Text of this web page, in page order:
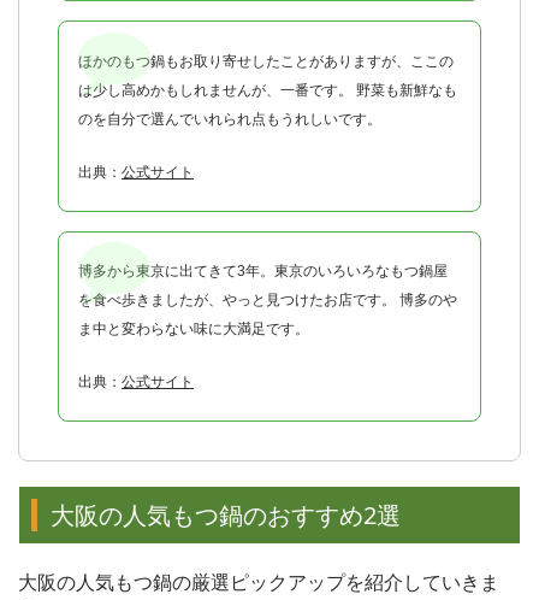
ほかのもつ鍋もお取り寄せしたことがありますが、ここの
は少し高めかもしれませんが、一番です。 野菜も新鮮なも
のを自分で選んでいれられ点もうれしいです。
出典： 公式サイト
博多から東京に出てきて3年。東京のいろいろなもつ鍋屋
を食べ歩きましたが、やっと見つけたお店です。 博多のや
ま中と変わらない味に大満足です。
出典： 公式サイト
大阪の人気もつ鍋のおすすめ2選
大阪の人気もつ鍋の厳選ピックアップを紹介していきま